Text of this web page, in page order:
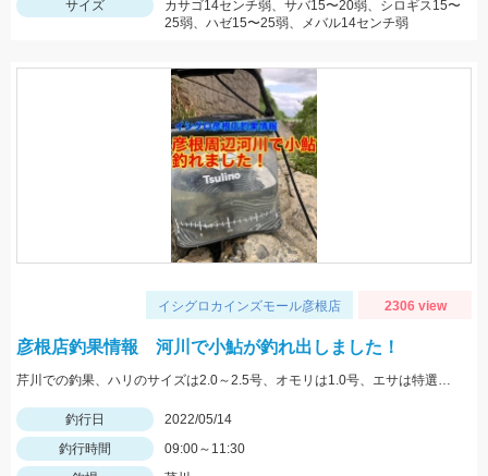
サイズ
カサゴ14センチ弱、サバ15〜20弱、シロギス15〜
25弱、ハゼ15〜25弱、メバル14センチ弱
イシグロカインズモール彦根店 2306 view
彦根店釣果情報 河川で小鮎が釣れ出しました！
芹川での釣果、ハリのサイズは2.0～2.5号、オモリは1.0号、エサは特選小鮎まきえと鮎乱舞を混ぜて使用。
釣行日
2022/05/14
釣行時間
09:00～11:30